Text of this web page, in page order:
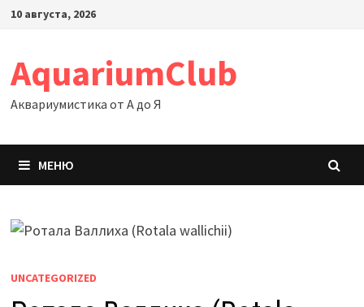
Перейти
10 августа, 2026
AquariumClub
Аквариумистика от А до Я
МЕНЮ
UNCATEGORIZED